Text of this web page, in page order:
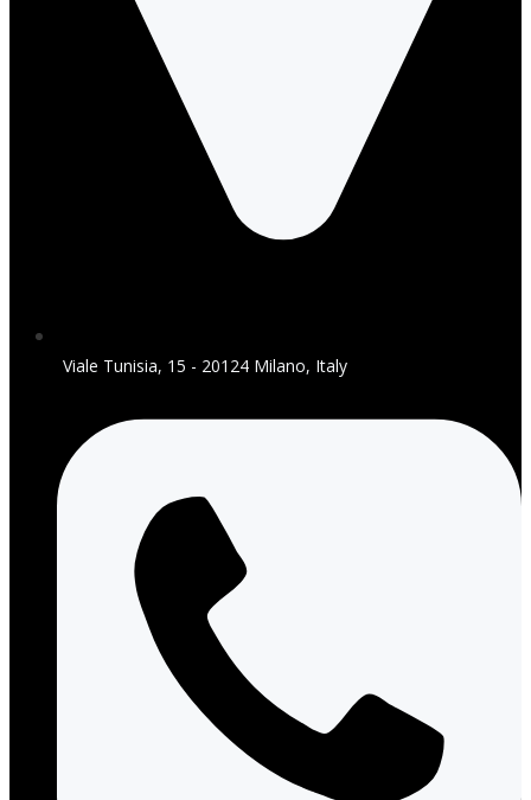
Viale Tunisia, 15 - 20124 Milano, Italy